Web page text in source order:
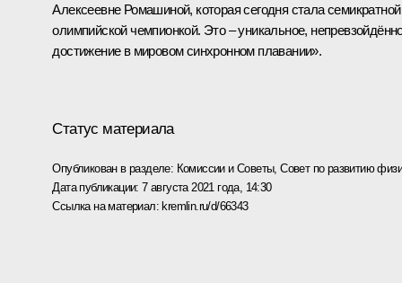
Алексеевне Ромашиной, которая сегодня стала семикратной
олимпийской чемпионкой. Это – уникальное,
достижение в мировом синхронном плавании».
Статус материала
Опубликован в разделе: Комиссии и Советы,Совет по развитию
Дата публикации:7 августа 2021 года, 14:30
Ссылка на материал: kremlin.ru/d/66343